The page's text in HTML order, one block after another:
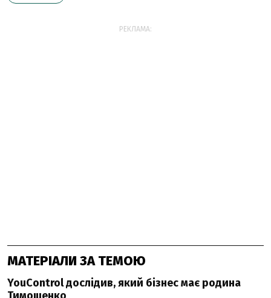
РЕКЛАМА:
МАТЕРІАЛИ ЗА ТЕМОЮ
YouControl дослідив, який бізнес має родина